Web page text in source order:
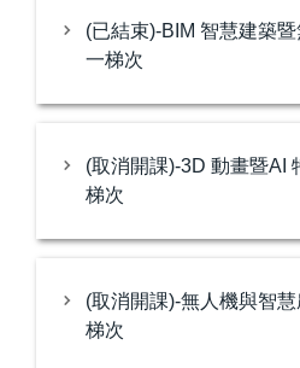
(已結束)-BIM 智慧建築
一梯次
(取消開課)-3D 動畫暨AI
梯次
(取消開課)-無人機與智
梯次